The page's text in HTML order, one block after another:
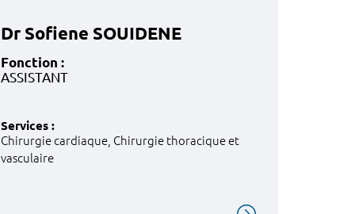
Dr Sofiene SOUIDENE
Fonction :
ASSISTANT
Services :
Chirurgie cardiaque, Chirurgie thoracique et
vasculaire